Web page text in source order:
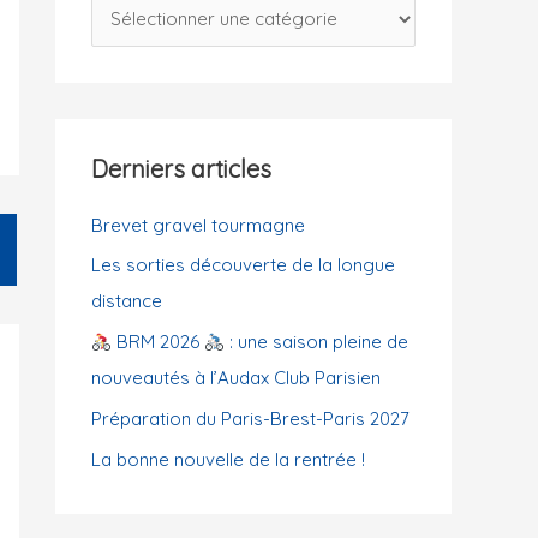
h
a
r
i
e
s
Derniers articles
Brevet gravel tourmagne
Les sorties découverte de la longue
distance
BRM 2026
: une saison pleine de
nouveautés à l’Audax Club Parisien
Préparation du Paris-Brest-Paris 2027
La bonne nouvelle de la rentrée !